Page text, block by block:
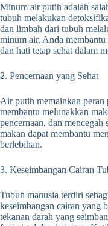
Minum air putih adalah
tubuh melakukan
dan limbah dari tubuh
minum air, Anda
dan hati tetap sehat dalam
2. Pencernaan yang Sehat
Air putih memainkan peran
membantu melunakkan
pencernaan, dan
makan dapat membantu
berlebihan.
3. Keseimbangan Cairan
Tubuh manusia terdiri
keseimbangan cairan yang
tekanan darah yang